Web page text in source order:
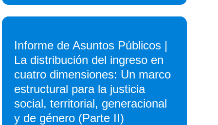
Informe de Asuntos Públicos |
La distribución del ingreso en
cuatro dimensiones: Un marco
estructural para la justicia
social, territorial, generacional
y de género (Parte II)